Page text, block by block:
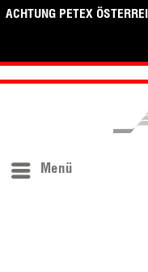
ACHTUNG PETEX
Menü